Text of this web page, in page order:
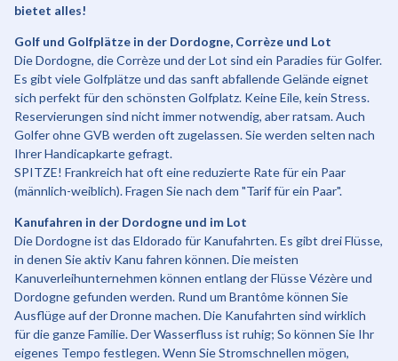
bietet alles!
Golf und Golfplätze in der Dordogne, Corrèze und Lot
Die Dordogne, die Corrèze und der Lot sind ein Paradies für Golfer.
Es gibt viele Golfplätze und das sanft abfallende Gelände eignet
sich perfekt für den schönsten Golfplatz. Keine Eile, kein Stress.
Reservierungen sind nicht immer notwendig, aber ratsam. Auch
Golfer ohne GVB werden oft zugelassen. Sie werden selten nach
Ihrer Handicapkarte gefragt.
SPITZE! Frankreich hat oft eine reduzierte Rate für ein Paar
(männlich-weiblich). Fragen Sie nach dem "Tarif für ein Paar".
Kanufahren in der Dordogne und im Lot
Die Dordogne ist das Eldorado für Kanufahrten. Es gibt drei Flüsse,
in denen Sie aktiv Kanu fahren können. Die meisten
Kanuverleihunternehmen können entlang der Flüsse Vézère und
Dordogne gefunden werden. Rund um Brantôme können Sie
Ausflüge auf der Dronne machen. Die Kanufahrten sind wirklich
für die ganze Familie. Der Wasserfluss ist ruhig; So können Sie Ihr
eigenes Tempo festlegen. Wenn Sie Stromschnellen mögen,